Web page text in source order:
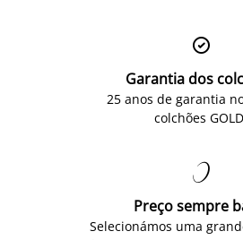

Garantia dos
25 anos de garantia
colchões

Preço sempre
Selecionámos uma